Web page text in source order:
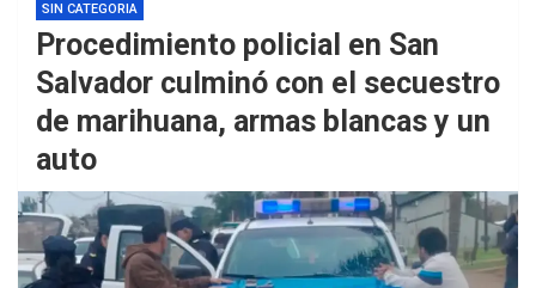
SIN CATEGORIA
Procedimiento policial en San
Salvador culminó con el secuestro
de marihuana, armas blancas y un
auto